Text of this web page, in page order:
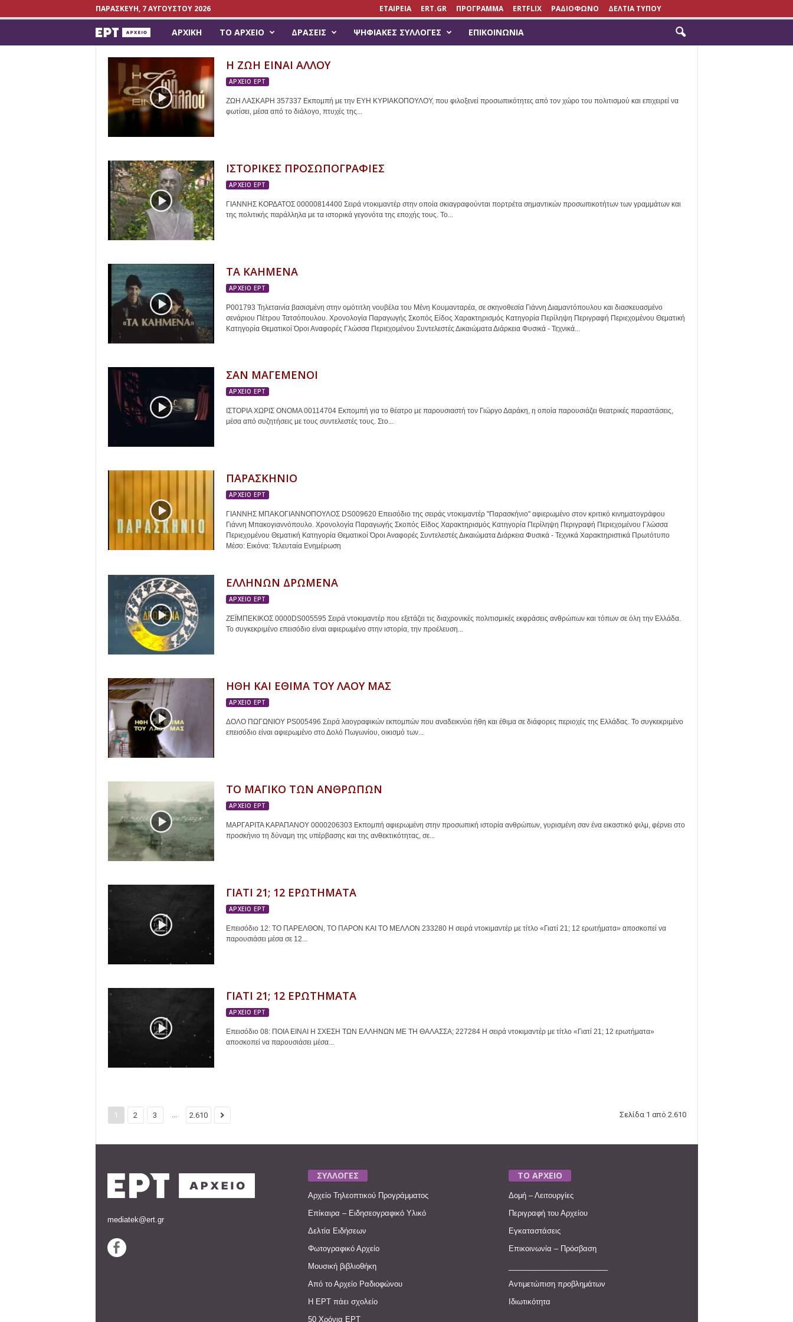
ΠΑΡΑΣΚΕΥΉ, 7 ΑΥΓΟΎΣΤΟΥ 2026 ΕΤΑΙΡΕΙΑ ERT.GR ΠΡΟΓΡΑΜΜΑ ERTFLIX ΡΑΔΙΟΦΩΝΟ ΔΕΛΤΙΑ ΤΥΠΟΥ
r
c
h
i
v
e
.
e
r
t
.
g
r
ΑΡΧΙΚΉ ΤΟ ΑΡΧΕΊΟ ΔΡΆΣΕΙΣ ΨΗΦΙΑΚΈΣ ΣΥΛΛΟΓΈΣ ΕΠΙΚΟΙΝΩΝΊΑ
Η ΖΩΗ ΕΙΝΑΙ ΑΛΛΟΥ
ΑΡΧΕΙΟ ΕΡΤ
ΖΩΗ ΛΑΣΚΑΡΗ 357337 Εκπομπή με την ΕΥΗ ΚΥΡΙΑΚΟΠΟΥΛΟΥ, που φιλοξενεί προσωπικότητες από τον χώρο του πολιτισμού και επιχειρεί να
φωτίσει, μέσα από το διάλογο, πτυχές της...
ΙΣΤΟΡΙΚΕΣ ΠΡΟΣΩΠΟΓΡΑΦΙΕΣ
ΑΡΧΕΙΟ ΕΡΤ
ΓΙΑΝΝΗΣ ΚΟΡΔΑΤΟΣ 00000814400 Σειρά ντοκιμαντέρ στην οποία σκιαγραφούνται πορτρέτα σημαντικών προσωπικοτήτων των γραμμάτων και
της πολιτικής παράλληλα με τα ιστορικά γεγονότα της εποχής τους. Το...
ΤΑ ΚΑΗΜΕΝΑ
ΑΡΧΕΙΟ ΕΡΤ
P001793 Τηλεταινία βασισμένη στην ομότιτλη νουβέλα του Μένη Κουμανταρέα, σε σκηνοθεσία Γιάννη Διαμαντόπουλου και διασκευασμένο
σενάριου Πέτρου Τατσόπουλου. Χρονολογία Παραγωγής Σκοπός Είδος Χαρακτηρισμός Κατηγορία Περίληψη Περιγραφή Περιεχομένου Θεματική
Κατηγορία Θεματικοί Όροι Αναφορές Γλώσσα Περιεχομένου Συντελεστές Δικαιώματα Διάρκεια Φυσικά - Τεχνικά...
ΣΑΝ ΜΑΓΕΜΕΝΟΙ
ΑΡΧΕΙΟ ΕΡΤ
ΙΣΤΟΡΙΑ ΧΩΡΙΣ ΟΝΟΜΑ 00114704 Εκπομπή για το θέατρο με παρουσιαστή τον Γιώργο Δαράκη, η οποία παρουσιάζει θεατρικές παραστάσεις,
μέσα από συζητήσεις με τους συντελεστές τους. Στο...
ΠΑΡΑΣΚΗΝΙΟ
ΑΡΧΕΙΟ ΕΡΤ
ΓΙΑΝΝΗΣ ΜΠΑΚΟΓΙΑΝΝΟΠΟΥΛΟΣ DS009620 Επεισόδιο της σειράς ντοκιμαντέρ "Παρασκήνιο" αφιερωμένο στον κριτικό κινηματογράφου
Γιάννη Μπακογιαννόπουλο. Χρονολογία Παραγωγής Σκοπός Είδος Χαρακτηρισμός Κατηγορία Περίληψη Περιγραφή Περιεχομένου Γλώσσα
Περιεχομένου Θεματική Κατηγορία Θεματικοί Όροι Αναφορές Συντελεστές Δικαιώματα Διάρκεια Φυσικά - Τεχνικά Χαρακτηριστικά Πρωτότυπο
Μέσο: Εικόνα: Τελευταία Ενημέρωση
ΕΛΛΗΝΩΝ ΔΡΩΜΕΝΑ
ΑΡΧΕΙΟ ΕΡΤ
ΖΕΪΜΠΕΚΙΚΟΣ 0000DS005595 Σειρά ντοκιμαντέρ που εξετάζει τις διαχρονικές πολιτισμικές εκφράσεις ανθρώπων και τόπων σε όλη την Ελλάδα.
Το συγκεκριμένο επεισόδιο είναι αφιερωμένο στην ιστορία, την προέλευση...
ΗΘΗ ΚΑΙ ΕΘΙΜΑ ΤΟΥ ΛΑΟΥ ΜΑΣ
ΑΡΧΕΙΟ ΕΡΤ
ΔΟΛΟ ΠΩΓΩΝΙΟΥ PS005496 Σειρά λαογραφικών εκπομπών που αναδεικνύει ήθη και έθιμα σε διάφορες περιοχές της Ελλάδας. Το συγκεκριμένο
επεισόδιο είναι αφιερωμένο στο Δολό Πωγωνίου, οικισμό των...
ΤΟ ΜΑΓΙΚΟ ΤΩΝ ΑΝΘΡΩΠΩΝ
ΑΡΧΕΙΟ ΕΡΤ
ΜΑΡΓΑΡΙΤΑ ΚΑΡΑΠΑΝΟΥ 0000206303 Εκπομπή αφιερωμένη στην προσωπική ιστορία ανθρώπων, γυρισμένη σαν ένα εικαστικό φιλμ, φέρνει στο
προσκήνιο τη δύναμη της υπέρβασης και της ανθεκτικότητας, σε...
ΓΙΑΤΙ 21; 12 ΕΡΩΤΗΜΑΤΑ
ΑΡΧΕΙΟ ΕΡΤ
Επεισόδιο 12: ΤΟ ΠΑΡΕΛΘΟΝ, ΤΟ ΠΑΡΟΝ ΚΑΙ ΤΟ ΜΕΛΛΟΝ 233280 Η σειρά ντοκιμαντέρ με τίτλο «Γιατί 21; 12 ερωτήματα» αποσκοπεί να
παρουσιάσει μέσα σε 12...
ΓΙΑΤΙ 21; 12 ΕΡΩΤΗΜΑΤΑ
ΑΡΧΕΙΟ ΕΡΤ
Επεισόδιο 08: ΠΟΙΑ ΕΙΝΑΙ Η ΣΧΕΣΗ ΤΩΝ ΕΛΛΗΝΩΝ ΜΕ ΤΗ ΘΑΛΑΣΣΑ; 227284 Η σειρά ντοκιμαντέρ με τίτλο «Γιατί 21; 12 ερωτήματα»
αποσκοπεί να παρουσιάσει μέσα...
1 2 3 ... 2.610 Σελίδα 1 από 2.610
mediatek@ert.gr
ΣΥΛΛΟΓΕΣ
Αρχείο Τηλεοπτικού Προγράμματος
Επίκαιρα – Ειδησεογραφικό Υλικό
Δελτία Ειδήσεων
Φωτογραφικό Αρχείο
Μουσική βιβλιοθήκη
Από το Αρχείο Ραδιοφώνου
Η ΕΡΤ πάει σχολείο
50 Χρόνια ΕΡΤ
ΤΟ ΑΡΧΕΙΟ
Δομή – Λειτουργίες
Περιγραφή του Αρχείου
Εγκαταστάσεις
Επικοινωνία – Πρόσβαση
Αντιμετώπιση προβλημάτων
Ιδιωτικότητα